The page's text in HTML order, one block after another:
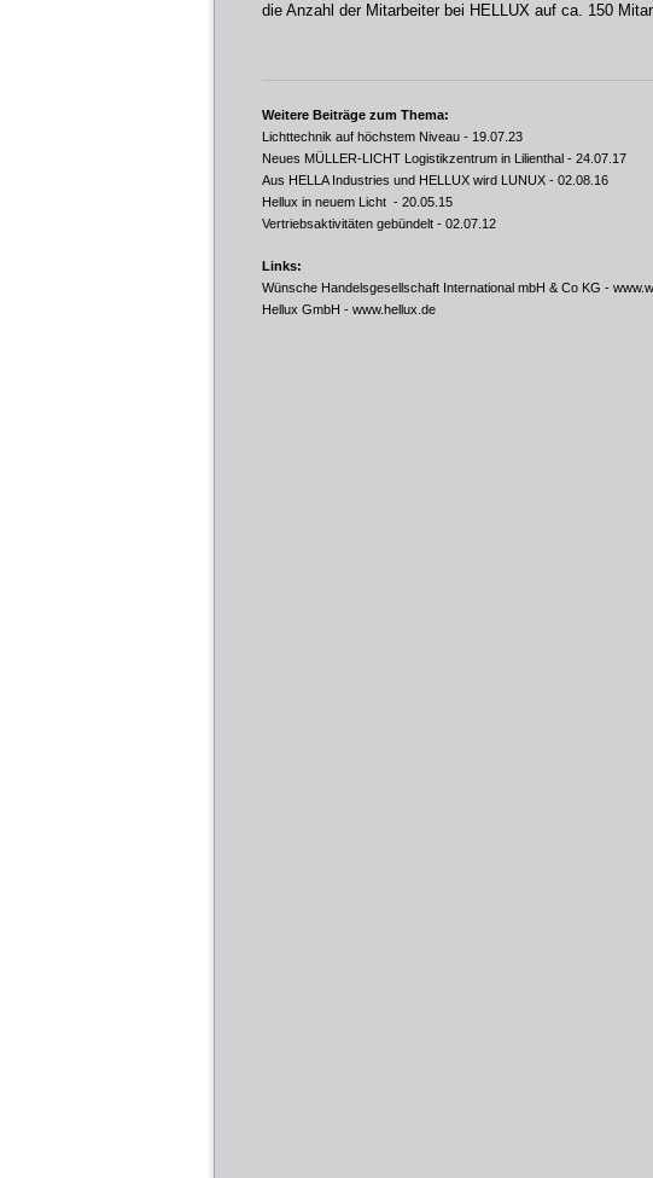
die Anzahl der Mitarbeiter bei HELLUX auf ca. 150
Weitere Beiträge zum Thema:
Lichttechnik auf höchstem Niveau - 19.07.23
Neues MÜLLER-LICHT Logistikzentrum in Lilienthal - 24.07.17
Aus HELLA Industries und HELLUX wird LUNUX - 02.08.16
Hellux in neuem Licht - 20.05.15
Vertriebsaktivitäten gebündelt - 02.07.12
Links:
Wünsche Handelsgesellschaft International mbH & Co KG -
Hellux GmbH - www.hellux.de